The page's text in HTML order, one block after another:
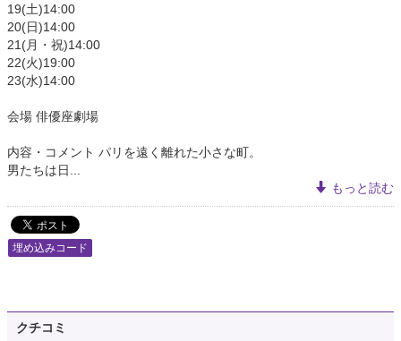
19(土)14:00
20(日)14:00
21(月・祝)14:00
22(火)19:00
23(水)14:00
会場 俳優座劇場
内容・コメント パリを遠く離れた小さな町。
男たちは日...
もっと読む
埋め込みコード
クチコミ